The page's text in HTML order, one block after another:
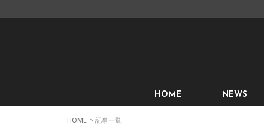
HOME NEWS
HOME > 記事一覧